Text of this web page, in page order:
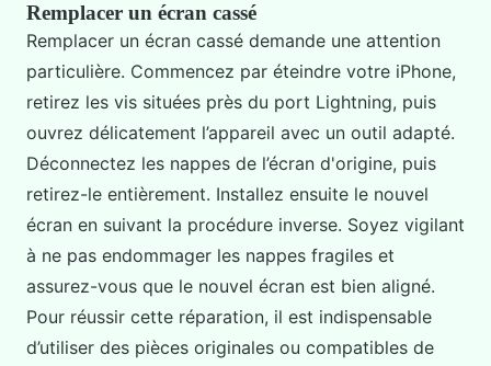
Remplacer un écran cassé
Remplacer un écran cassé demande une attention
particulière. Commencez par éteindre votre iPhone,
retirez les vis situées près du port Lightning, puis
ouvrez délicatement l’appareil avec un outil adapté.
Déconnectez les nappes de l’écran d'origine, puis
retirez-le entièrement. Installez ensuite le nouvel
écran en suivant la procédure inverse. Soyez vigilant
à ne pas endommager les nappes fragiles et
assurez-vous que le nouvel écran est bien aligné.
Pour réussir cette réparation, il est indispensable
d’utiliser des pièces originales ou compatibles de